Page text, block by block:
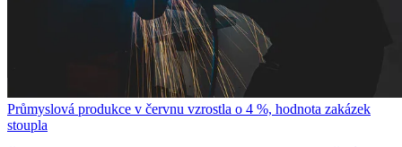
Průmyslová produkce v červnu vzrostla o 4 %, hodnota zakázek
stoupla